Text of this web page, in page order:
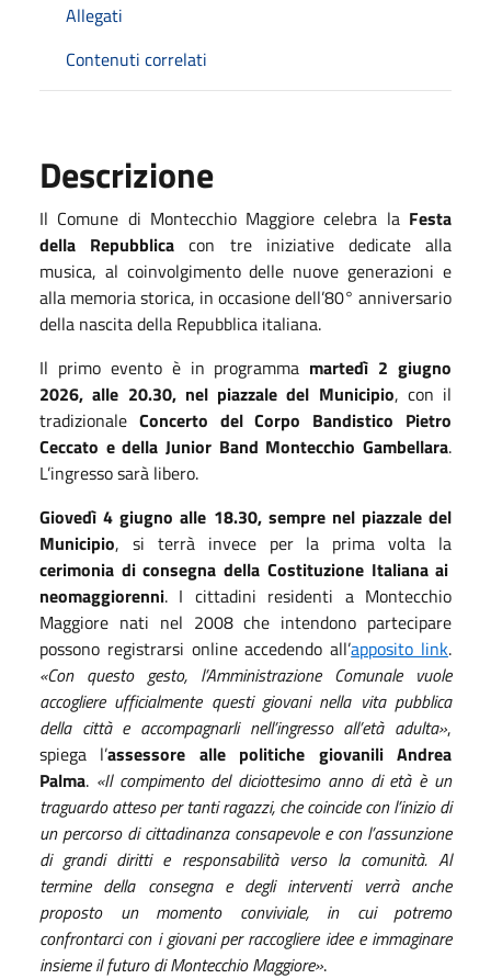
Allegati
Contenuti correlati
Descrizione
Il Comune di Montecchio Maggiore celebra laFesta
della Repubblica con tre iniziative dedicate alla
musica, al coinvolgimento delle nuove generazioni e
alla memoria storica, in occasione dell’80° anniversario
della nascita della Repubblica italiana.
Il primo evento è in programma martedì 2 giugno
2026, alle 20.30, nel piazzale del Municipio, con il
tradizionale Concerto del Corpo Bandistico Pietro
Ceccato e della Junior Band Montecchio Gambellara.
L’ingresso sarà libero.
Giovedì 4 giugno alle 18.30, sempre nel piazzale del
Municipio, si terrà invece per la prima volta la
cerimonia di consegna della Costituzione Italiana ai
neomaggiorenni. I cittadini residenti a Montecchio
Maggiore nati nel 2008 che intendono partecipare
possono registrarsi online accedendo all’apposito link.
«Con questo gesto, l’Amministrazione Comunale vuole
accogliere ufficialmente questi giovani nella vita pubblica
della città e accompagnarli nell’ingresso all’età adulta»,
spiega l’assessore alle politiche giovanili Andrea
Palma. «Il compimento del diciottesimo anno di età è un
traguardo atteso per tanti ragazzi, che coincide con l’inizio di
un percorso di cittadinanza consapevole e con l’assunzione
di grandi diritti e responsabilità verso la comunità. Al
termine della consegna e degli interventi verrà anche
proposto un momento conviviale, in cui potremo
confrontarci con i giovani per raccogliere idee e immaginare
insieme il futuro di Montecchio Maggiore».